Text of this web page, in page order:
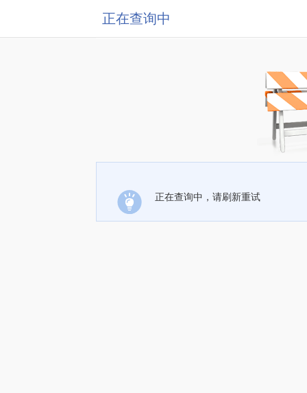
正在查询中
正在查询中，请刷新重试